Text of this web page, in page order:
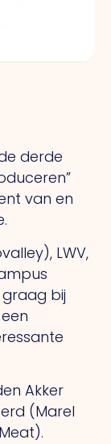
derde
van en
LWV,
bij
Akker
(Marel